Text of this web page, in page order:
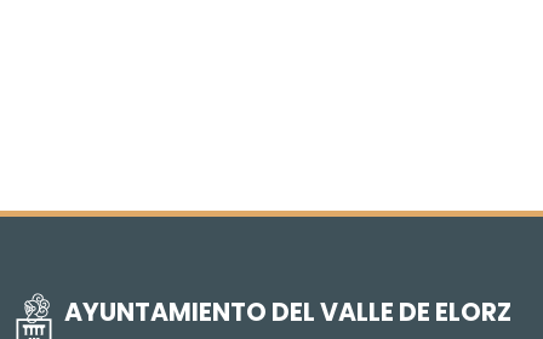
AYUNTAMIENTO DEL VALLE DE ELORZ